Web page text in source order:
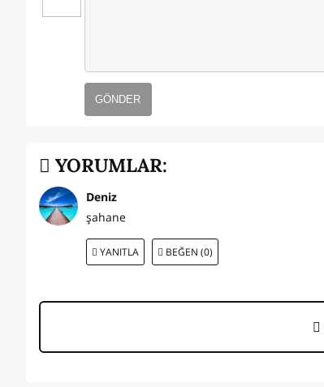
GÖNDER
YORUMLAR:
Deniz
şahane
YANITLA BEĞEN (0)